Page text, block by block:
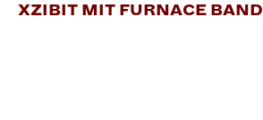
XZIBIT MIT FURNACE BAND